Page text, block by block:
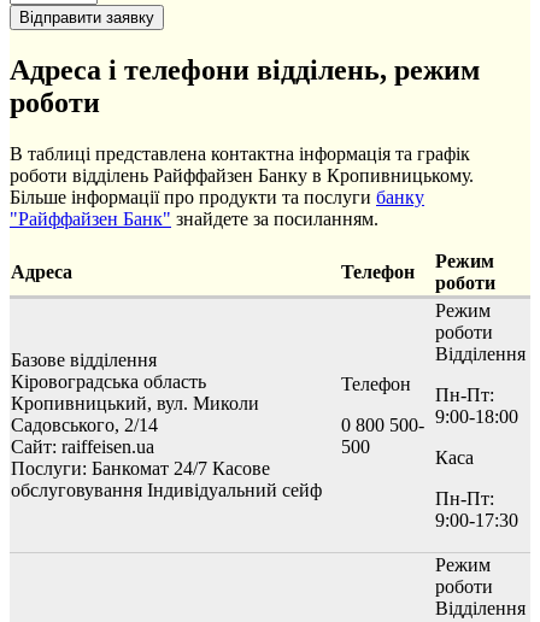
Адреса і телефони відділень, режим
роботи
В таблиці представлена контактна інформація та графік
роботи відділень Райффайзен Банку в Кропивницькому.
Більше інформації про продукти та послуги банку
"Райффайзен Банк" знайдете за посиланням.
Адреса Телефон
Режим
роботи
Базове відділення
Кіровоградська область
Кропивницький, вул. Миколи
Садовського, 2/14
Сайт: raiffeisen.ua
Послуги: Банкомат 24/7 Касове
обслуговування Індивідуальний сейф
Телефон
0 800 500-
500
Режим
роботи
Відділення
Пн-Пт:
9:00-18:00
Каса
Пн-Пт:
9:00-17:30
Режим
роботи
Відділення